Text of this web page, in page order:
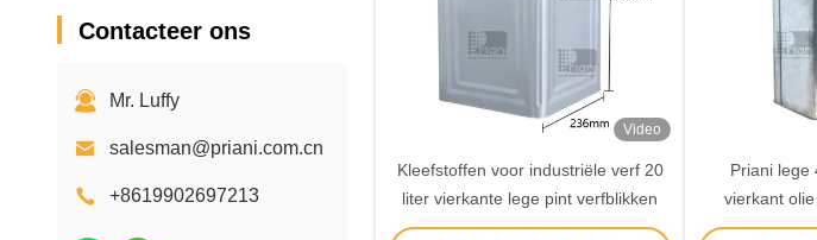
Contacteer ons
Mr. Luffy
salesman@priani.com.cn
+8619902697213
Video
Kleefstoffen voor industriële verf 20
liter vierkante lege pint verfblikken
Priani lege
vierkant